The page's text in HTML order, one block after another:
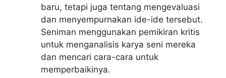
baru, tetapi juga tentang mengevaluasi
dan menyempurnakan ide-ide tersebut.
Seniman menggunakan pemikiran kritis
untuk menganalisis karya seni mereka
dan mencari cara-cara untuk
memperbaikinya.